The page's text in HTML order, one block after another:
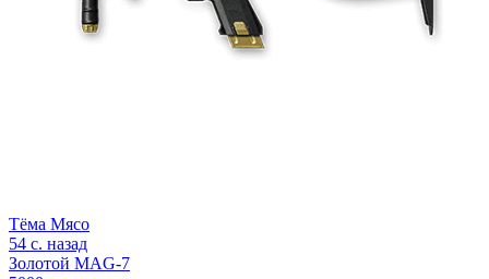
Тёма Мясо
54 с. назад
Золотой MAG-7